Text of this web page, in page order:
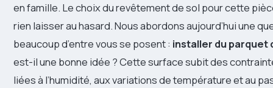
en famille. Le choix du revêtement de sol pour cette
rien laisser au hasard. Nous abordons aujourd’hui une
beaucoup d’entre vous se posent : installer du parquet
est-il une bonne idée ? Cette surface subit des
liées à l’humidité, aux variations de température et au